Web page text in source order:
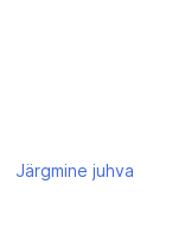
Järgmine juhva